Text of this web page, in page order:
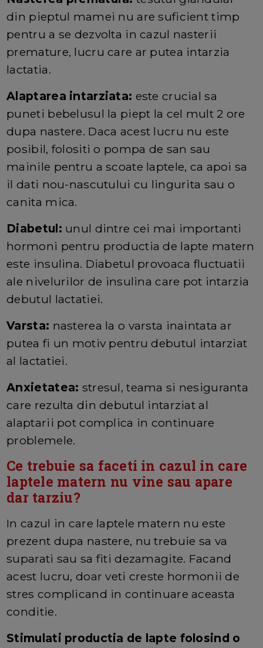
din pieptul mamei nu are suficient timp
pentru a se dezvolta in cazul nasterii
premature, lucru care ar putea intarzia
lactatia.
Alaptarea intarziata: este crucial sa
puneti bebelusul la piept la cel mult 2 ore
dupa nastere. Daca acest lucru nu este
posibil, folositi o pompa de san sau
mainile pentru a scoate laptele, ca apoi sa
il dati nou-nascutului cu lingurita sau o
canita mica.
Diabetul: unul dintre cei mai importanti
hormoni pentru productia de lapte matern
este insulina. Diabetul provoaca fluctuatii
ale nivelurilor de insulina care pot intarzia
debutul lactatiei.
Varsta: nasterea la o varsta inaintata ar
putea fi un motiv pentru debutul intarziat
al lactatiei.
Anxietatea: stresul, teama si nesiguranta
care rezulta din debutul intarziat al
alaptarii pot complica in continuare
problemele.
Ce trebuie sa faceti in cazul in care
laptele matern nu vine sau apare
dar tarziu?
In cazul in care laptele matern nu este
prezent dupa nastere, nu trebuie sa va
suparati sau sa fiti dezamagite. Facand
acest lucru, doar veti creste hormonii de
stres complicand in continuare aceasta
conditie.
Stimulati productia de lapte folosind o